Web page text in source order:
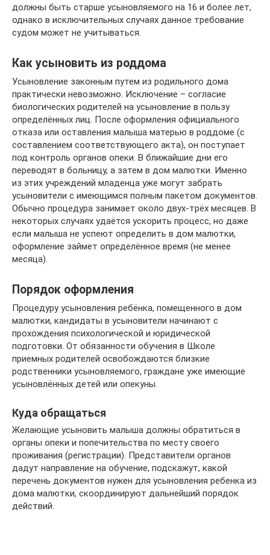
должны быть старше усыновляемого на 16 и более лет,
однако в исключительных случаях данное требование
судом может не учитываться.
Как усыновить из роддома
Усыновление законным путем из родильного дома
практически невозможно. Исключение – согласие
биологических родителей на усыновление в пользу
определённых лиц. После оформления официального
отказа или оставления малыша матерью в роддоме (с
составлением соответствующего акта), он поступает
под контроль органов опеки. В ближайшие дни его
переводят в больницу, а затем в дом малютки. Именно
из этих учреждений младенца уже могут забрать
усыновители с имеющимся полным пакетом документов.
Обычно процедура занимает около двух-трёх месяцев. В
некоторых случаях удаётся ускорить процесс, но даже
если малыша не успеют определить в дом малютки,
оформление займет определённое время (не менее
месяца).
Порядок оформления
Процедуру усыновления ребёнка, помещенного в дом
малютки, кандидаты в усыновители начинают с
прохождения психологической и юридической
подготовки. От обязанности обучения в Школе
приемных родителей освобождаются близкие
родственники усыновляемого, граждане уже имеющие
усыновлённых детей или опекуны.
Куда обращаться
Желающие усыновить малыша должны обратиться в
органы опеки и попечительства по месту своего
проживания (регистрации). Представители органов
дадут направление на обучение, подскажут, какой
перечень документов нужен для усыновления ребенка из
дома малютки, скоординируют дальнейший порядок
действий.